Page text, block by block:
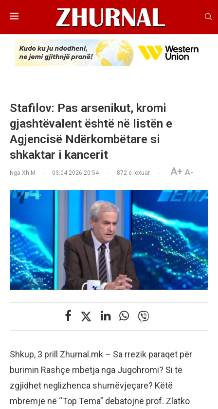
Stafilov: Pas arsenikut, kromi
gjashtëvalent është në listën e
Agjencisë Ndërkombëtare si
shkaktar i kancerit
Nga Xh M 03.04.2026 20:54 872 e lexuar A+ A-
Shkup, 3 prill Zhurnal.mk – Sa rrezik paraqet për
burimin Rashçe mbetja nga Jugohromi? Si të
zgjidhet neglizhenca shumëvjeçare? Këtë
mbrëmje në “Top Tema” debatojnë prof. Zlatko